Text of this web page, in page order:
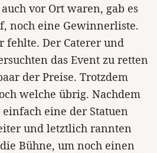
vor Ort waren, gab es
noch eine Gewinnerliste.
fehlte. Der Caterer und
das Event zu retten
der Preise. Trotzdem
welche übrig. Nachdem
einfach eine der Statuen
und letztlich rannten
Bühne, um noch einen